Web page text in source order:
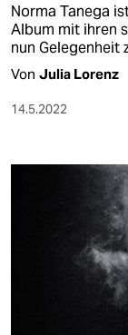
Norma Tanega
Album mit ihren
nun Gelegenheit
Von Julia Lorenz
14.5.2022